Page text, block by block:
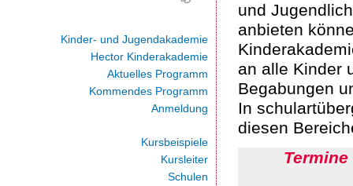
Kinder- und Jugendakademie
Hector Kinderakademie
Aktuelles Programm
Kommendes Programm
Anmeldung
Kursbeispiele
Kursleiter
Schulen
und
anbieten
an alle Kinder
Begabungen
In
diesen